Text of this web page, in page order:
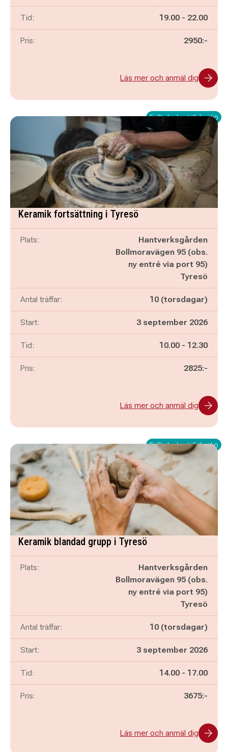
Tid: Pågår mellan
19.00 - och
22.00
Pris: 2950:-
Läs mer och anmäl dig
Fullbokad - ställ dig i kö
Keramik fortsättning i Tyresö
Plats:
Hantverksgården
Bollmoravägen 95 (obs.
ny entré via port 95)
Tyresö
Antal träffar: 10 (torsdagar)
Start: 3 september 2026
Tid: Pågår mellan
10.00 - och
12.30
Pris: 2825:-
Läs mer och anmäl dig
Fullbokad - ställ dig i kö
Keramik blandad grupp i Tyresö
Plats:
Hantverksgården
Bollmoravägen 95 (obs.
ny entré via port 95)
Tyresö
Antal träffar: 10 (torsdagar)
Start: 3 september 2026
Tid: Pågår mellan
14.00 - och
17.00
Pris: 3675:-
Läs mer och anmäl dig